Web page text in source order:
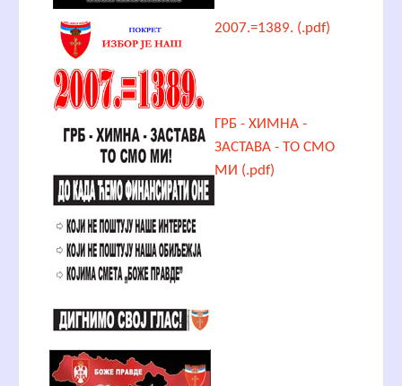
2007.=1389. (.pdf)
ГРБ - ХИМНА -
ЗАСТАВА - ТО СМО
МИ (.pdf)